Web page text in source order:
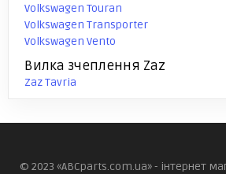
Volkswagen Touran
Volkswagen Transporter
Volkswagen Vento
Вилка зчеплення Zaz
Zaz Tavria
© 2023 «ABCparts.com.ua» - інтернет